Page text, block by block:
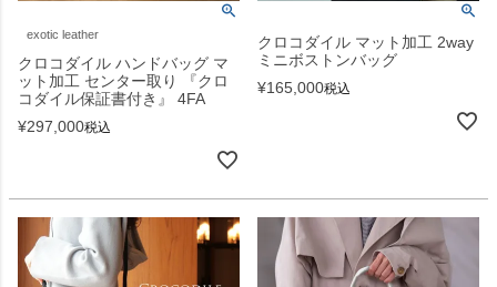
exotic leather
クロコダイル ハンドバッグ マ
ット加工 センター取り 『クロ
コダイル保証書付き』 4FA
¥297,000税込
クロコダイル マット加工 2way
ミニボストンバッグ
¥165,000税込